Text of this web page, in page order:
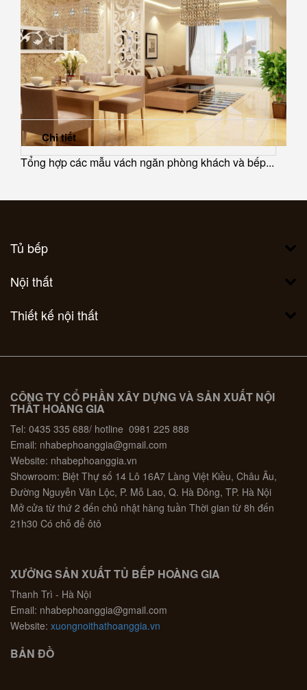
Tổng hợp các mẫu vách ngăn phòng khách và bếp...
Chi tiết
Tủ bếp
Nội thất
Thiết kế nội thất
CÔNG TY CỔ PHẦN XÂY DỰNG VÀ SẢN XUẤT NỘI
THẤT HOÀNG GIA
Tel: 0435 335 688/ hotline 0981 225 888
Email: nhabephoanggia@gmail.com
Website: nhabephoanggia.vn
Showroom: Biệt Thự số 14 Lô 16A7 Làng Việt Kiều, Châu Âu,
Đường Nguyễn Văn Lộc, P. Mỗ Lao, Q. Hà Đông, TP. Hà Nội
Mở cửa từ thứ 2 đến chủ nhật hàng tuần Thời gian từ 8h đến
21h30 Có chỗ để ôtô
XƯỞNG SẢN XUẤT TỦ BẾP HOÀNG GIA
Thanh Trì - Hà Nội
Email: nhabephoanggia@gmail.com
Website: xuongnoithathoanggia.vn
BẢN ĐỒ